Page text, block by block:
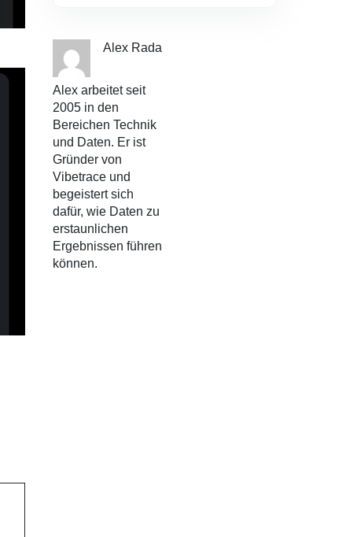
Alex Rada
Alex arbeitet seit
2005 in den
Bereichen Technik
und Daten. Er ist
Gründer von
Vibetrace und
begeistert sich
dafür, wie Daten zu
erstaunlichen
Ergebnissen führen
können.